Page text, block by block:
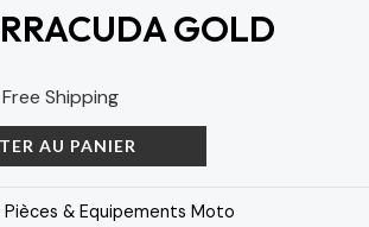
GOLD
:
90 د.م..
Shipping
AU PANIER
Pièces & Equipements Moto